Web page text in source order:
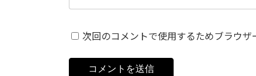
次回のコメントで使用するためブラウザ